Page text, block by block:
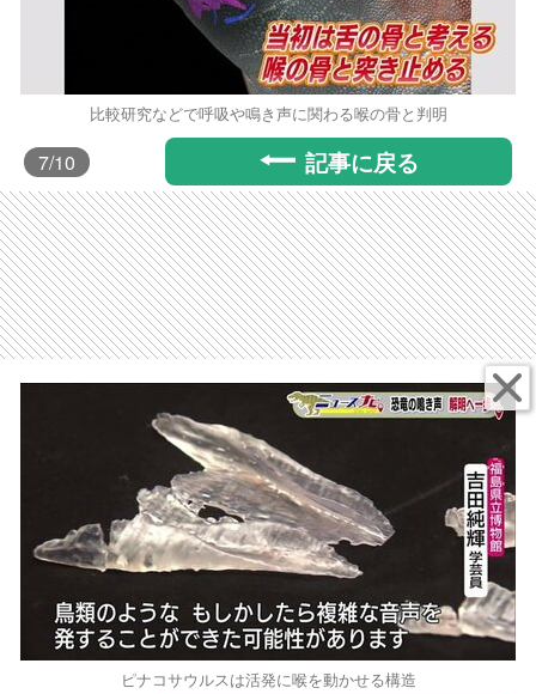
比較研究などで呼吸や鳴き声に関わる喉の骨と判明
7/10 記事に戻る
ピナコサウルスは活発に喉を動かせる構造